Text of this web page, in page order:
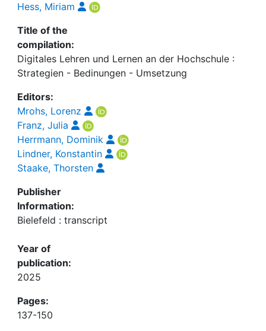
Hess, Miriam
Title of the
compilation:
Digitales Lehren und Lernen an der Hochschule :
Strategien - Bedinungen - Umsetzung
Editors:
Mrohs, Lorenz
Franz, Julia
Herrmann, Dominik
Lindner, Konstantin
Staake, Thorsten
Publisher
Information:
Bielefeld : transcript
Year of
publication:
2025
Pages:
137-150